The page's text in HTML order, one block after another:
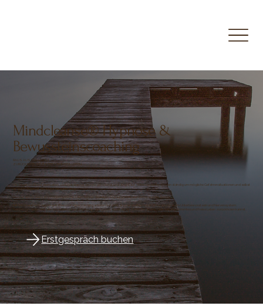
Mindcleanse® Hypnose &
Bewussteinscoaching
RAUS AUS DER ANGST
ZURÜCK IN EIN SELBSTBESTIMMTES LEBEN
Die Angst bestimmt dein Leben. Vielleicht wachst du morgens bereits mit Angst auf, deine Gedanken kreisen ständig um mögliche Gefahrensituationen und selbst
an guten Tagen ist die Angst nie ganz weg.
Du hast schon vieles ausprobiert und trotzdem kehren dieselben Ängste und Muster immer wieder zurück.
Mit Mindcleanse® Hypnose & Bewusstseinscoaching arbeiten wir dort, wo nachhaltige Veränderung beginnt: im Unterbewusstsein und Nervensystem.
Gemeinsam gehen wir den Ursachen deiner Ängste auf den Grund, damit du dir Schritt für Schritt dein selbstbestimmtes und freies Leben zurückholen kannst.
Erstgespräch buchen